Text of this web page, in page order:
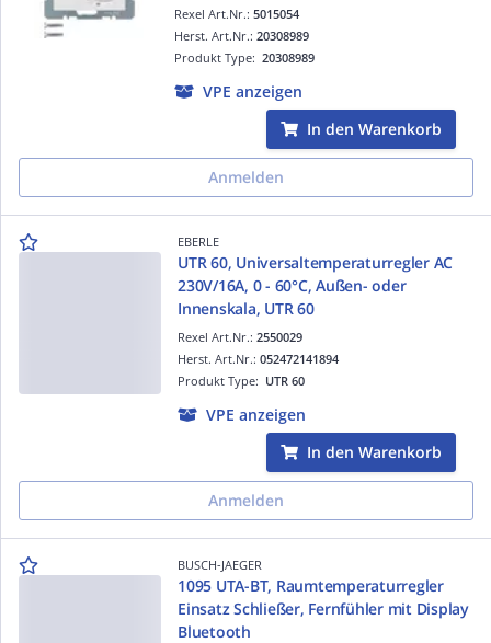
Rexel Art.Nr.:5015054
Produkt Type:20308989
Herst. Art.Nr.:20308989
VPE anzeigen
In den Warenkorb
Anmelden
EBERLE
UTR 60, Universaltemperaturregler AC
230V/16A, 0 - 60°C, Außen- oder
Innenskala, UTR 60
Rexel Art.Nr.: 2550029
Produkt Type: UTR 60
Herst. Art.Nr.: 052472141894
VPE anzeigen
In den Warenkorb
Anmelden
BUSCH-JAEGER
1095 UTA-BT, Raumtemperaturregler
Einsatz Schließer, Fernfühler mit Display
Bluetooth